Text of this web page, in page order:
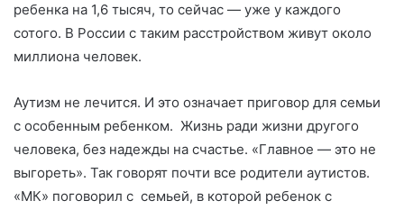
ребенка на 1,6 тысяч, то сейчас — уже у каждого
сотого. В России с таким расстройством живут около
миллиона человек.
Аутизм не лечится. И это означает приговор для семьи
с особенным ребенком. Жизнь ради жизни другого
человека, без надежды на счастье. «Главное — это не
выгореть». Так говорят почти все родители аутистов.
«МК» поговорил с семьей, в которой ребенок с